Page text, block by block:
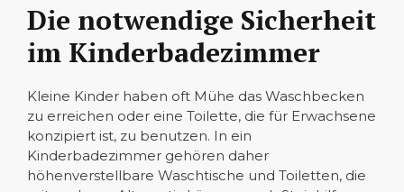
Die notwendige Sicherheit
im Kinderbadezimmer
Kleine Kinder haben oft Mühe das Waschbecken
zu erreichen oder eine Toilette, die für Erwachsene
konzipiert ist, zu benutzen. In ein
Kinderbadezimmer gehören daher
höhenverstellbare Waschtische und Toiletten, die